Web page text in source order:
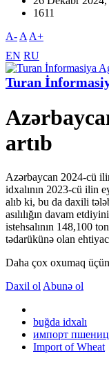
1611
A- A A+
EN RU
Turan
artıb
Azərbaycan 2024-cü
idxalının 2023-cü ilin
alıb ki, bu da daxili
asılılığın davam
istehsalının 148,100
tədarükünə olan
Daha çox oxumaq
Daxil ol Abunə ol
buğda idxalı
импорт
Import of Wheat